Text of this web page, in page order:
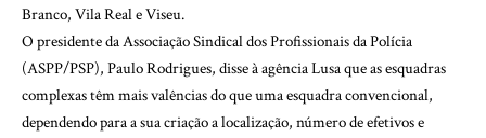
Branco, Vila Real e Viseu.
O presidente da Associação Sindical dos Profissionais da Polícia
(ASPP/PSP), Paulo Rodrigues, disse à agência Lusa que as esquadras
complexas têm mais valências do que uma esquadra convencional,
dependendo para a sua criação a localização, número de efetivos e